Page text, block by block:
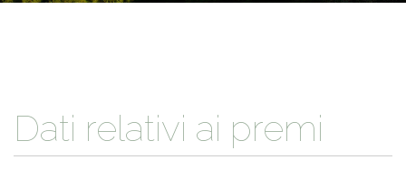
Dati relativi ai premi